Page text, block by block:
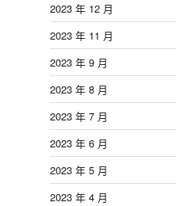
2023 年 12 月
2023 年 11 月
2023 年 9 月
2023 年 8 月
2023 年 7 月
2023 年 6 月
2023 年 5 月
2023 年 4 月